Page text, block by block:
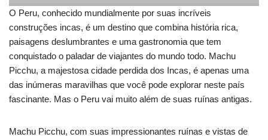
O Peru, conhecido mundialmente por suas incríveis
construções incas, é um destino que combina história rica,
paisagens deslumbrantes e uma gastronomia que tem
conquistado o paladar de viajantes do mundo todo. Machu
Picchu, a majestosa cidade perdida dos Incas, é apenas uma
das inúmeras maravilhas que você pode explorar neste país
fascinante. Mas o Peru vai muito além de suas ruínas antigas.
Machu Picchu, com suas impressionantes ruínas e vistas de